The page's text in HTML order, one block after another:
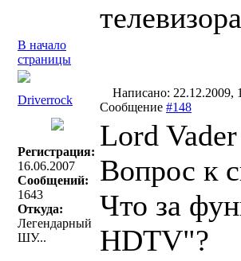
В начало
страницы
Driverrock
Написано: 22.12.2009,
Сообщение #148
Регистрация:
16.06.2007
Сообщений:
1643
Откуда:
Легендарный
ШУ...
Lord
Вопрос к
Что за
HDTV"?